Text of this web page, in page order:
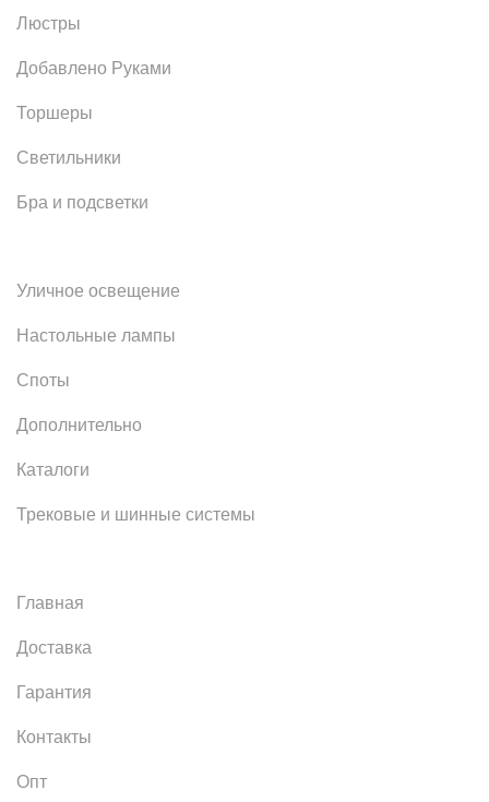
Люстры
Добавлено Руками
Торшеры
Светильники
Бра и подсветки
Уличное освещение
Настольные лампы
Споты
Дополнительно
Каталоги
Трековые и шинные системы
Главная
Доставка
Гарантия
Контакты
Опт